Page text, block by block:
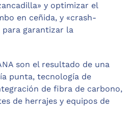
y optimizar el
en ceñida, y «crash-
para garantizar la
son el resultado de una
punta, tecnología de
de fibra de carbono,
de herrajes y equipos de